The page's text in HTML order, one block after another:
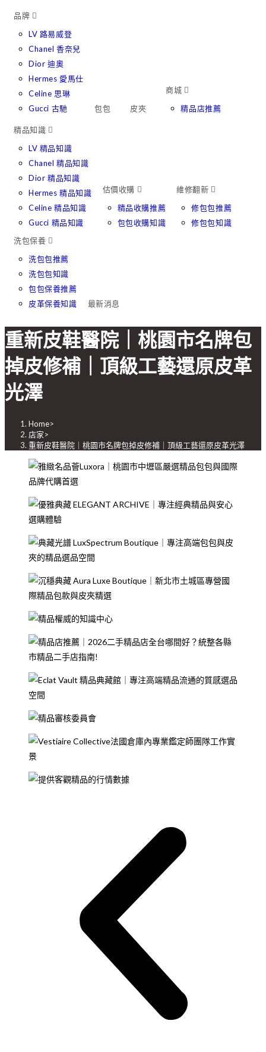
Skip品牌
LV 路易威登
Chanel 香奈兒
Dior 迪奧
Hermes 愛馬仕
Celine 思琳
Gucci 古馳
包包 皮夾
商城
精品店推薦
精品知識
LV 精品知識
Chanel 精品知識
Dior 精品知識
Hermes 精品知識
Celine 精品知識
Gucci 精品知識
估價收購
精品收購推薦
包包收購知識
維修翻新
修包包推薦
修包包知識
洗包保養
洗包包推薦
洗包包知識
包包保養推薦
皮革保養知識
最新消息
重新皮鞋醫院｜桃園市名牌包
掉皮修補｜頂級工藝還原皮革
光澤
Home>
店家>
重新皮鞋醫院｜桃園市名牌包掉皮修補｜頂級工藝還原皮革光澤